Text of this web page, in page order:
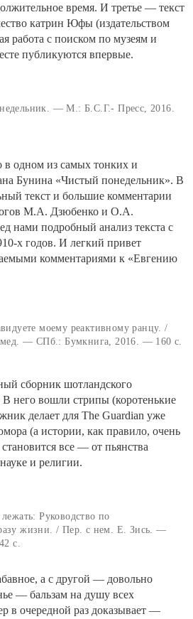
время. И третье — текст
катрин Юфы (издательством
работа с поиском по музеям и
публикуются впервые.
— М.: Б.С.Г.- Пресс, 2016.
в одном из самых тонких и
Бунина «Чистый понедельник». В
текст и большие комментарии
М.А. Дзюбенко и О.А.
нами подробный анализ текста с
х годов. И легкий привет
комментариями к «Евгению
моему реактивному ранцу. /
— СПб.: Бумкнига, 2016. — 160 с.
сборник шотландского
В него вошли стрипы (коротенькие
делает для The Guardian уже
(а истории, как правило, очень
все — от пьянства
и религии.
Руководство по
жизни. / Пер. с нем. Е. Зись. —
с.
а с другой — довольно
— бальзам на душу всех
в очередной раз доказывает —